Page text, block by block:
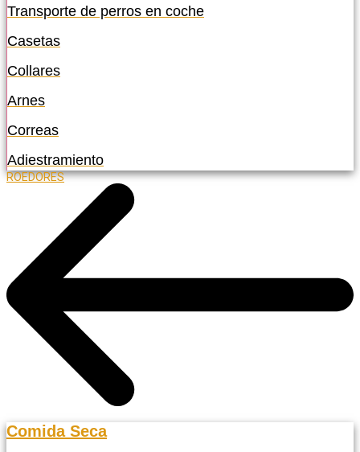
Transporte de perros en coche
Casetas
Collares
Arnes
Correas
Adiestramiento
ROEDORES
Comida Seca